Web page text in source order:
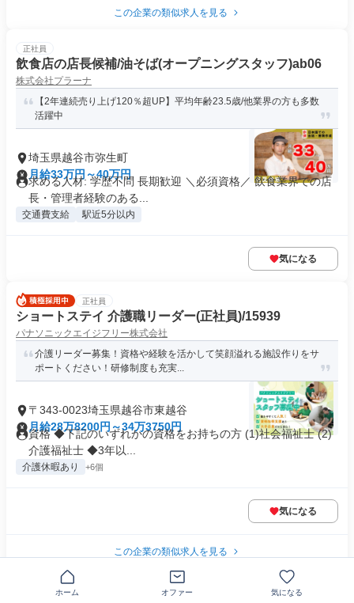
この企業の類似求人を見る
正社員
飲食店の店長候補/油そば(オープニングスタッフ)ab06
株式会社プラーナ
【2年連続売り上げ120％超UP】平均年齢23.5歳/他業界の方も多数
活躍中
埼玉県越谷市弥生町
月給33万円～40万円
求める人材: 学歴不問 長期歓迎 ＼必須資格／ 飲食業界での店
長・管理者経験のある...
交通費支給 駅近5分以内
気になる
正社員
ショートステイ 介護職リーダー(正社員)/15939
パナソニックエイジフリー株式会社
介護リーダー募集！資格や経験を活かして笑顔溢れる施設作りをサ
ポートください！研修制度も充実...
〒343-0023埼玉県越谷市東越谷
月給28万8200円～34万3750円
資格 ◆下記のいずれかの資格をお持ちの方 (1)社会福祉士 (2)
介護福祉士 ◆3年以...
介護休暇あり +6個
気になる
この企業の類似求人を見る
ホーム オファー 気になる